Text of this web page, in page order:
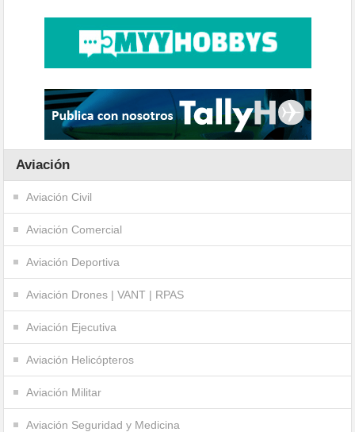
Aviación
Aviación Civil
Aviación Comercial
Aviación Deportiva
Aviación Drones | VANT | RPAS
Aviación Ejecutiva
Aviación Helicópteros
Aviación Militar
Aviación Seguridad y Medicina